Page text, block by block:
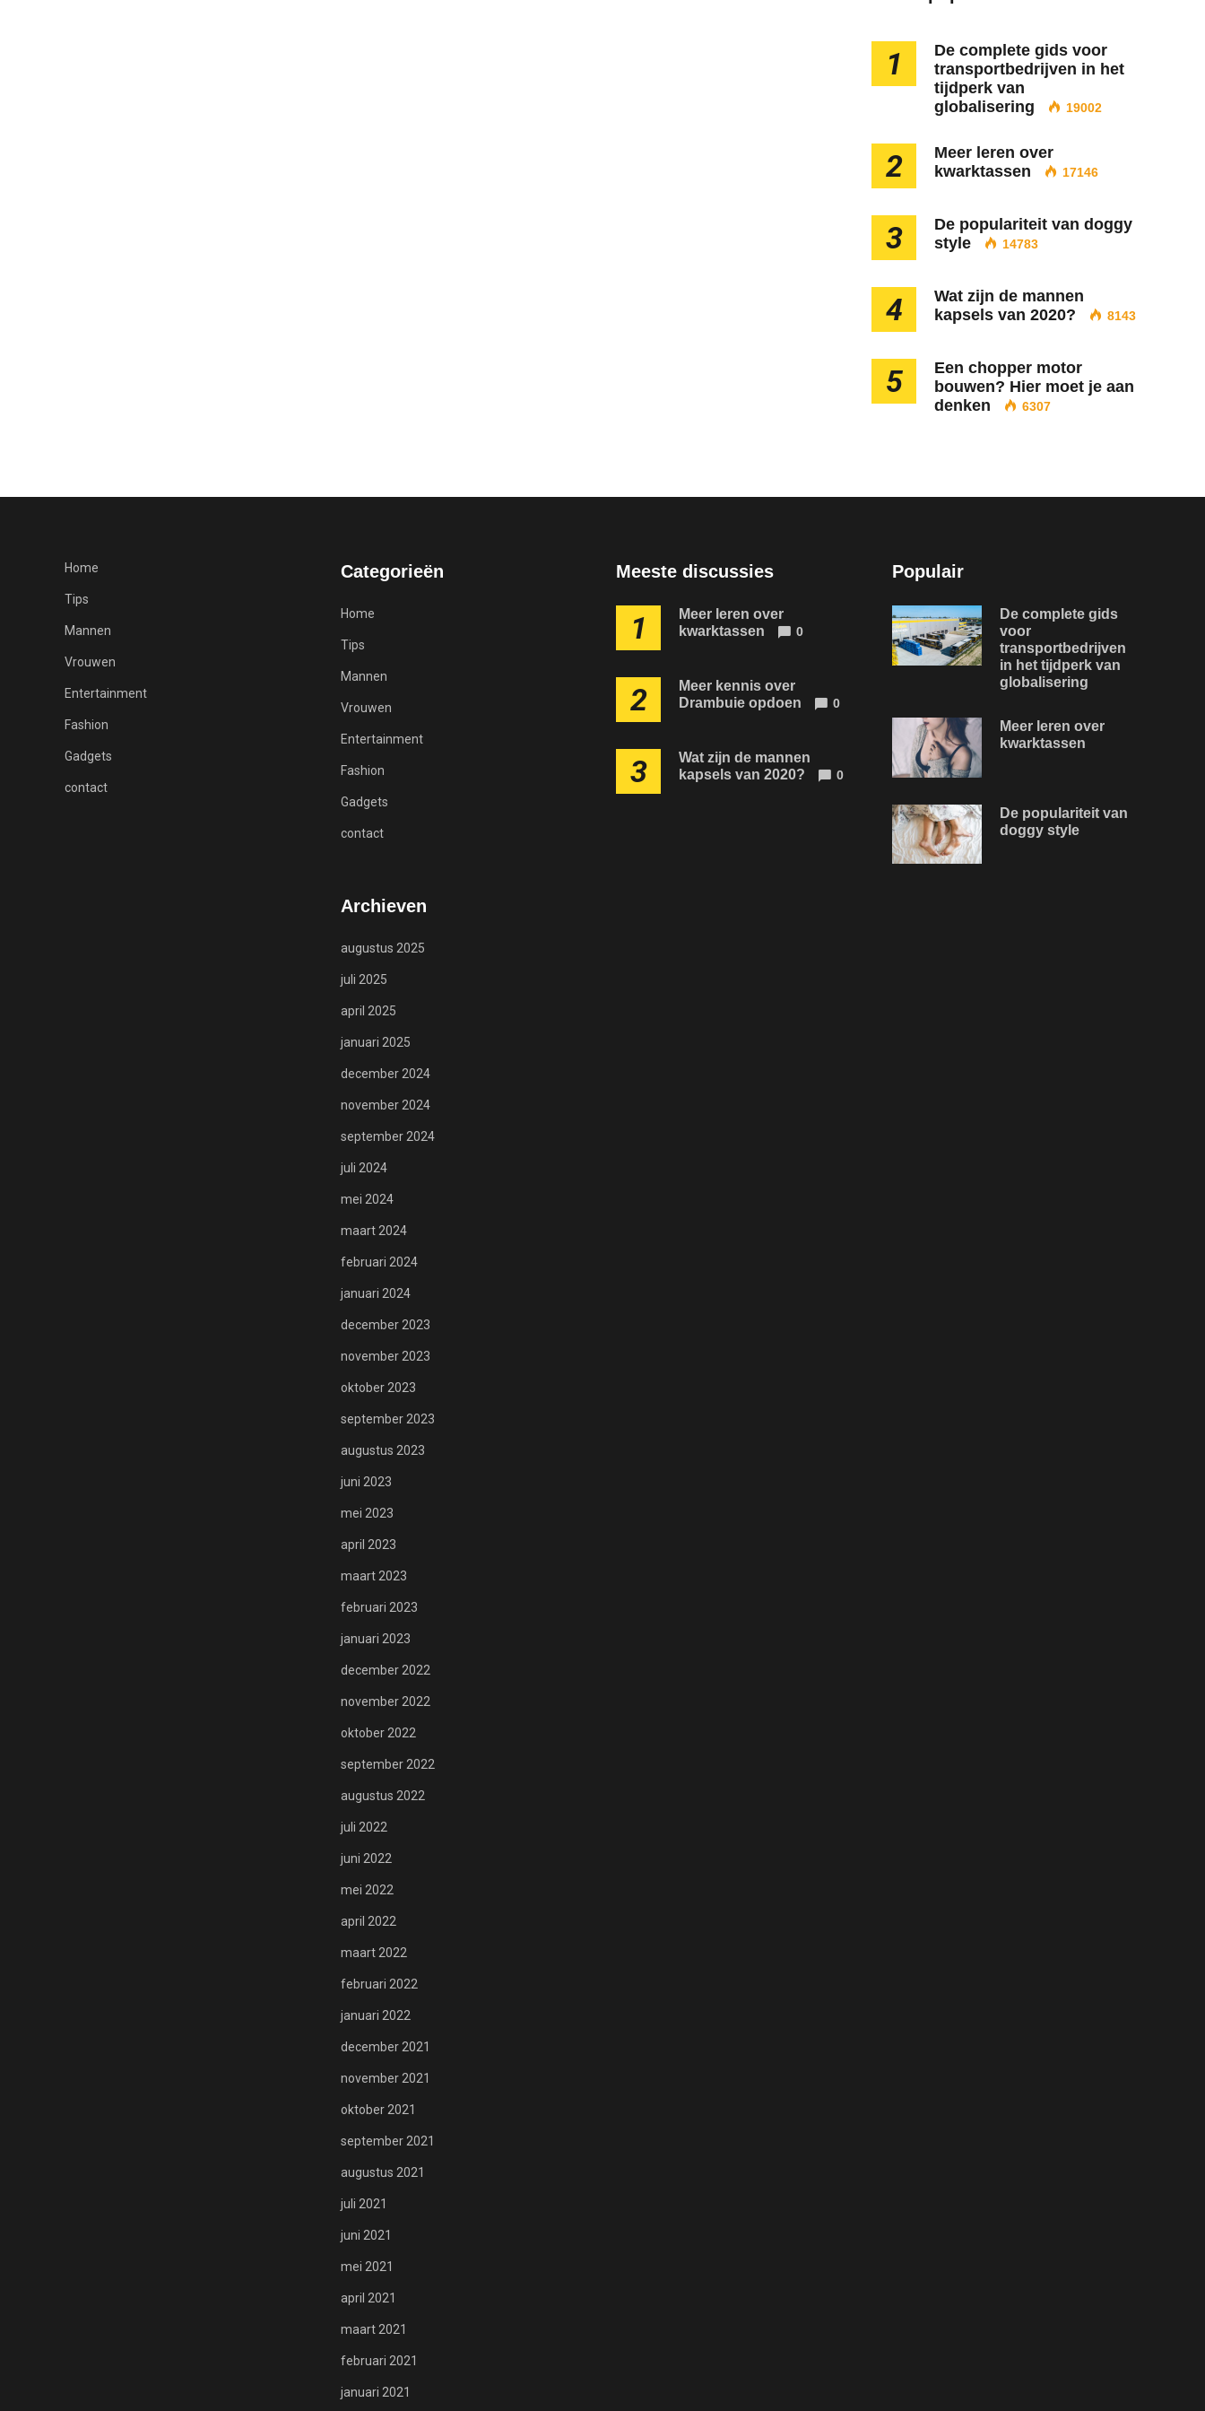
1
De complete gids voor
transportbedrijven in het
tijdperk van
globalisering
19002
2
Meer leren over
kwarktassen
17146
3
De populariteit van doggy
style
14783
4
Wat zijn de mannen
kapsels van 2020?
8143
5
Een chopper motor
bouwen? Hier moet je aan
denken
6307
Home
Tips
Mannen
Vrouwen
Entertainment
Fashion
Gadgets
contact
Categorieën
Home
Tips
Mannen
Vrouwen
Entertainment
Fashion
Gadgets
contact
Archieven
augustus 2025
juli 2025
april 2025
januari 2025
december 2024
november 2024
september 2024
juli 2024
mei 2024
maart 2024
februari 2024
januari 2024
december 2023
november 2023
oktober 2023
september 2023
augustus 2023
juni 2023
mei 2023
april 2023
maart 2023
februari 2023
januari 2023
december 2022
november 2022
oktober 2022
september 2022
augustus 2022
juli 2022
juni 2022
mei 2022
april 2022
maart 2022
februari 2022
januari 2022
december 2021
november 2021
oktober 2021
september 2021
augustus 2021
juli 2021
juni 2021
mei 2021
april 2021
maart 2021
februari 2021
januari 2021
Meeste discussies
1
Meer leren over
kwarktassen
0
2
Meer kennis over
Drambuie opdoen
0
3
Wat zijn de mannen
kapsels van 2020?
0
Populair
De complete gids
voor
transportbedrijven
in het tijdperk van
globalisering
Meer leren over
kwarktassen
De populariteit van
doggy style